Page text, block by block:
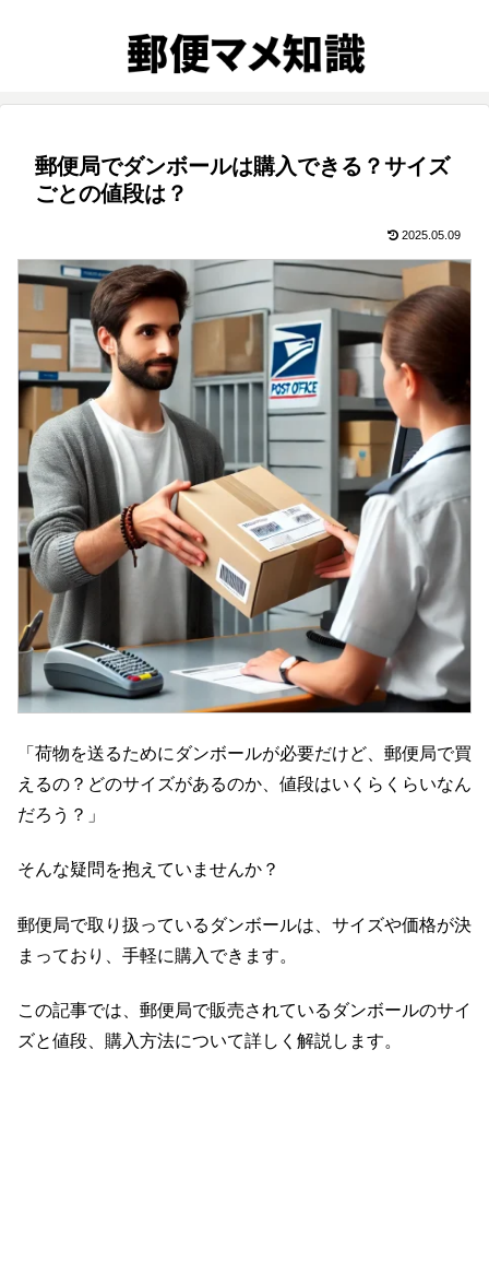
郵便局でダンボールは購入できる？サイズ
ごとの値段は？
2025.05.09
「荷物を送るためにダンボールが必要だけど、郵便局で買
えるの？どのサイズがあるのか、値段はいくらくらいなん
だろう？」
そんな疑問を抱えていませんか？
郵便局で取り扱っているダンボールは、サイズや価格が決
まっており、手軽に購入できます。
この記事では、郵便局で販売されているダンボールのサイ
ズと値段、購入方法について詳しく解説します。